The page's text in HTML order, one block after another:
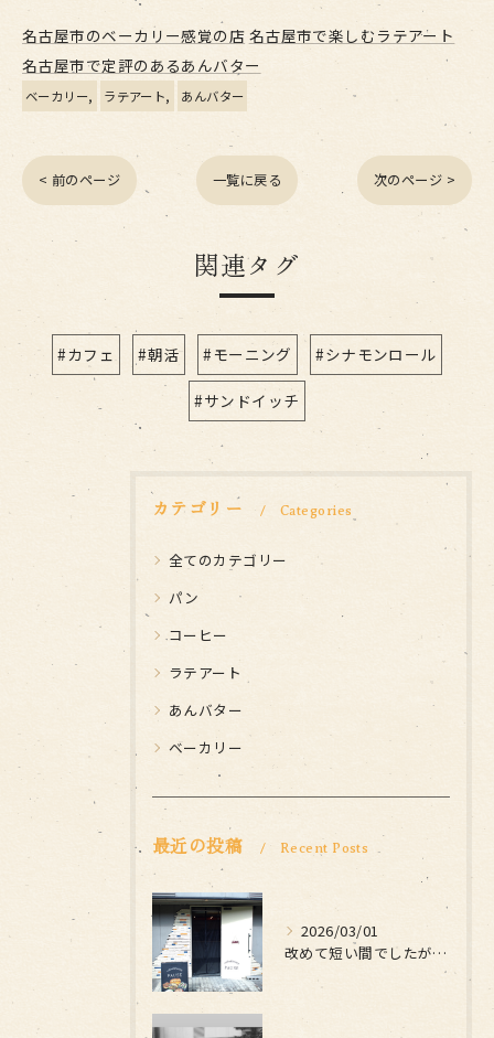
名古屋市のベーカリー感覚の店 名古屋市で楽しむラテアート
名古屋市で定評のあるあんバター
ベーカリー ラテアート あんバター
< 前のページ 一覧に戻る 次のページ >
関連タグ
#カフェ #朝活 #モーニング #シナモンロール
#サンドイッチ
カテゴリー Categories
全てのカテゴリー
パン
コーヒー
ラテアート
あんバター
ベーカリー
最近の投稿 Recent Posts
2026/03/01
改めて短い間でしたがお世話になりました